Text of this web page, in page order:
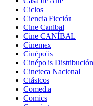
Ciclos
Ciencia Ficción
Cine Canibal
Cine CANÍBAL
Cinemex
Cinépolis
Cinépolis Distribución
Cineteca Nacional
Clásicos
Comedia
Comics